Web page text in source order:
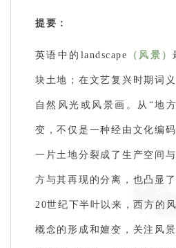
提要：
英语中的landscape （风景）
块土地；在文艺复兴时期词
自然风光或风景画。从“地
变，不仅是一种经由文化编
一片土地分裂成了生产空间
方与其再现的分离，也凸显
20世纪下半叶以来，西方的
概念的形成和嬗变，关注风